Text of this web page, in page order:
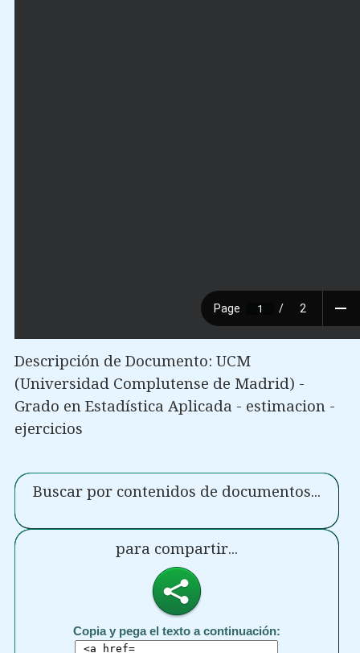
Descripción de Documento: UCM
(Universidad Complutense de Madrid) -
Grado en Estadística Aplicada - estimacion -
ejercicios
Buscar por contenidos de documentos...
para compartir...
Copia y pega el texto a continuación: